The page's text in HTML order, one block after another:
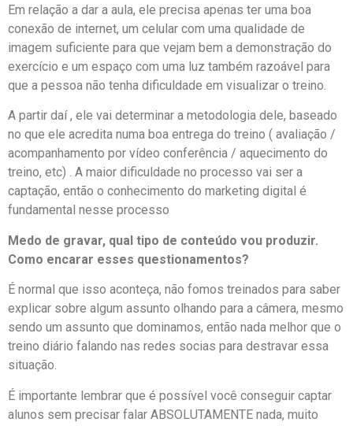
Em relação a dar a aula, ele precisa apenas ter uma boa
conexão de internet, um celular com uma qualidade de
imagem suficiente para que vejam bem a demonstração do
exercício e um espaço com uma luz também razoável para
que a pessoa não tenha dificuldade em visualizar o treino.
A partir daí , ele vai determinar a metodologia dele, baseado
no que ele acredita numa boa entrega do treino ( avaliação /
acompanhamento por vídeo conferência / aquecimento do
treino, etc) . A maior dificuldade no processo vai ser a
captação, então o conhecimento do marketing digital é
fundamental nesse processo
Medo de gravar, qual tipo de conteúdo vou produzir.
Como encarar esses questionamentos?
É normal que isso aconteça, não fomos treinados para saber
explicar sobre algum assunto olhando para a câmera, mesmo
sendo um assunto que dominamos, então nada melhor que o
treino diário falando nas redes socias para destravar essa
situação.
É importante lembrar que é possível você conseguir captar
alunos sem precisar falar ABSOLUTAMENTE nada, muito